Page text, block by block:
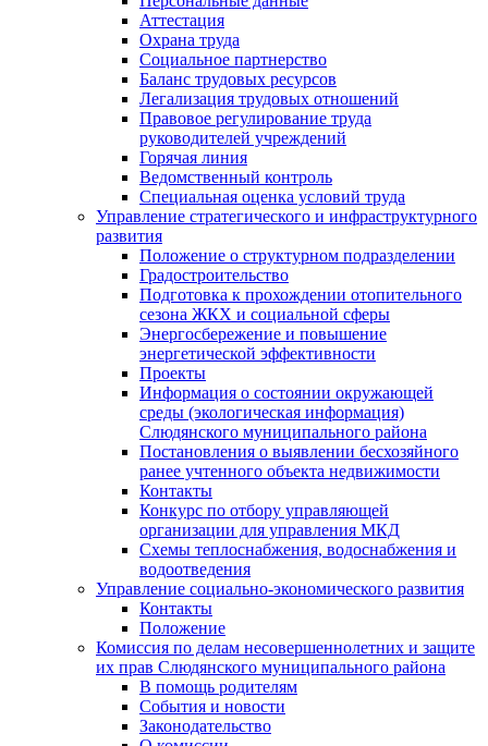
Аттестация
Охрана труда
Социальное партнерство
Баланс трудовых ресурсов
Легализация трудовых отношений
Правовое регулирование труда
руководителей учреждений
Горячая линия
Ведомственный контроль
Специальная оценка условий труда
Управление стратегического и инфраструктурного
развития
Положение о структурном подразделении
Градостроительство
Подготовка к прохождении отопительного
сезона ЖКХ и социальной сферы
Энергосбережение и повышение
энергетической эффективности
Проекты
Информация о состоянии окружающей
среды (экологическая информация)
Слюдянского муниципального района
Постановления о выявлении бесхозяйного
ранее учтенного объекта недвижимости
Контакты
Конкурс по отбору управляющей
организации для управления МКД
Схемы теплоснабжения, водоснабжения и
водоотведения
Управление социально-экономического развития
Контакты
Положение
Комиссия по делам несовершеннолетних и защите
их прав Слюдянского муниципального района
В помощь родителям
События и новости
Законодательство